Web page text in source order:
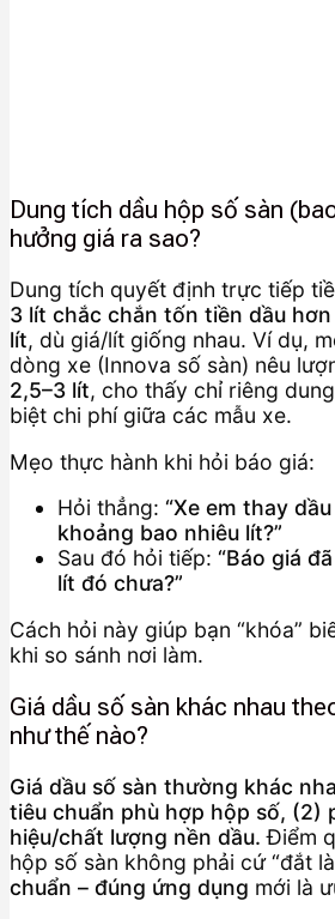
Dung tích dầu hộp số sàn
hưởng giá ra sao?
Dung tích quyết định trực tiếp
3 lít chắc chắn tốn tiền dầu hơn
lít, dù giá/lít giống nhau. Ví dụ,
dòng xe (Innova số sàn) nêu
2,5–3 lít, cho thấy chỉ riêng
biệt chi phí giữa các mẫu xe.
Mẹo thực hành khi hỏi báo giá:
Hỏi thẳng: “Xe em thay
khoảng bao nhiêu lít?”
Sau đó hỏi tiếp: “Báo giá
lít đó chưa?”
Cách hỏi này giúp bạn “khóa”
khi so sánh nơi làm.
Giá dầu số sàn khác nhau
như thế nào?
Giá dầu số sàn thường khác
tiêu chuẩn phù hợp hộp số, (2)
hiệu/chất lượng nền dầu. Điểm
hộp số sàn không phải cứ “đắt
chuẩn – đúng ứng dụng mới là